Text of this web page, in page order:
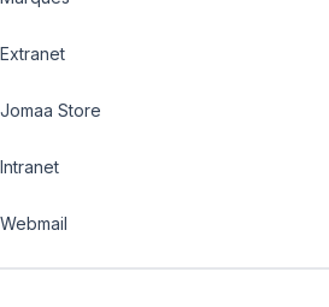
Extranet
Jomaa Store
Intranet
Webmail